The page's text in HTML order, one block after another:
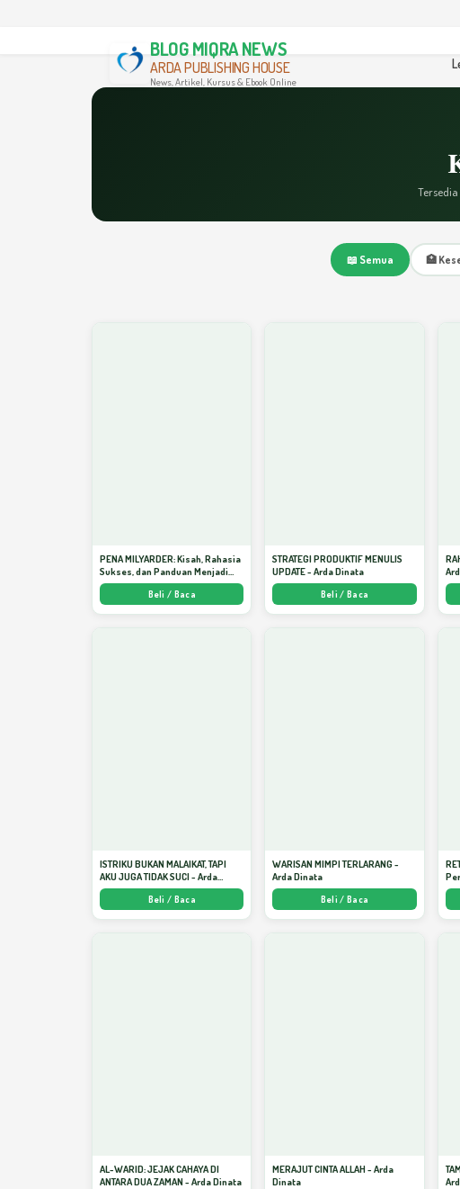
BLOG MIQRA NEWS
ARDA PUBLISHING HOUSE
News, Artikel, Kursus & Ebook Online
📖 Semua 🏥
PENA MILYARDER: Kisah, Rahasia
Sukses, dan Panduan Menjadi
Penulis 1 Milyar di KBM App dari
Nol - Arda DinataBeli / Baca
STRATEGI PRODUKTIF MENULIS
UPDATE - Arda Dinata
Beli / Baca
ISTRIKU BUKAN MALAIKAT, TAPI
AKU JUGA TIDAK SUCI - Arda
Dinata
Beli / Baca
WARISAN MIMPI TERLARANG -
Arda Dinata
Beli / Baca
AL-WARID: JEJAK CAHAYA DI
ANTARA DUA ZAMAN - Arda Dinata
MERAJUT CINTA ALLAH - Arda
Dinata